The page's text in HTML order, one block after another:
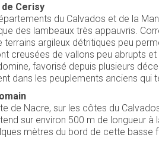
Cerisy
du Calvados et de la
des lambeaux très appauvris.
terrains argileux détritiques peu
creusées de vallons peu abrupts
favorisé depuis plusieurs
dans les peuplements anciens qui
de Nacre, sur les côtes du
sur environ 500 m de longueur
mètres du bord de cette basse